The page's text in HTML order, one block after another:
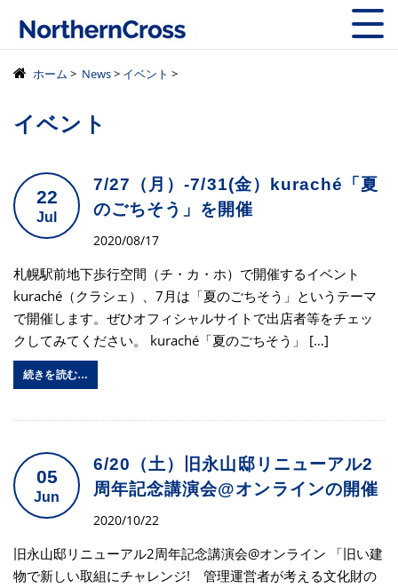
株式会社ノーザン
ホーム > News> イベント >
イベント
22
Jul
7/27（月）-7/31(金）kuraché「夏
のごちそう」を開催
2020/08/17
札幌駅前地下歩行空間（チ・カ・ホ）で開催するイベント
kuraché（クラシェ）、7月は「夏のごちそう」というテーマ
で開催します。ぜひオフィシャルサイトで出店者等をチェッ
クしてみてください。 kuraché「夏のごちそう」 […]
続きを読む…
05
Jun
6/20（土）旧永山邸リニューアル2
周年記念講演会@オンラインの開催
2020/10/22
旧永山邸リニューアル2周年記念講演会@オンライン 「旧い建
物で新しい取組にチャレンジ! 管理運営者が考える文化財の